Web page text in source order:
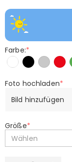
Farbe:*
Foto hochladen*
Bild hinzufügen
Größe*
Wählen